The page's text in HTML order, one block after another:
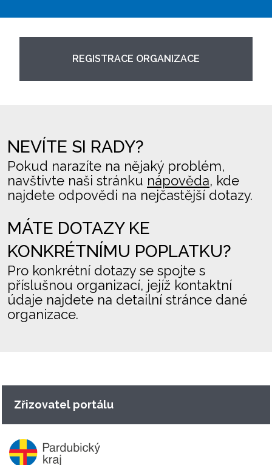
REGISTRACE ORGANIZACE
NEVÍTE SI RADY?
Pokud narazíte na nějaký problém,
navštivte naši stránku nápověda, kde
najdete odpovědi na nejčastější dotazy.
MÁTE DOTAZY KE
KONKRÉTNÍMU POPLATKU?
Pro konkrétní dotazy se spojte s
příslušnou organizací, jejíž kontaktní
údaje najdete na detailní stránce dané
organizace.
Zřizovatel portálu